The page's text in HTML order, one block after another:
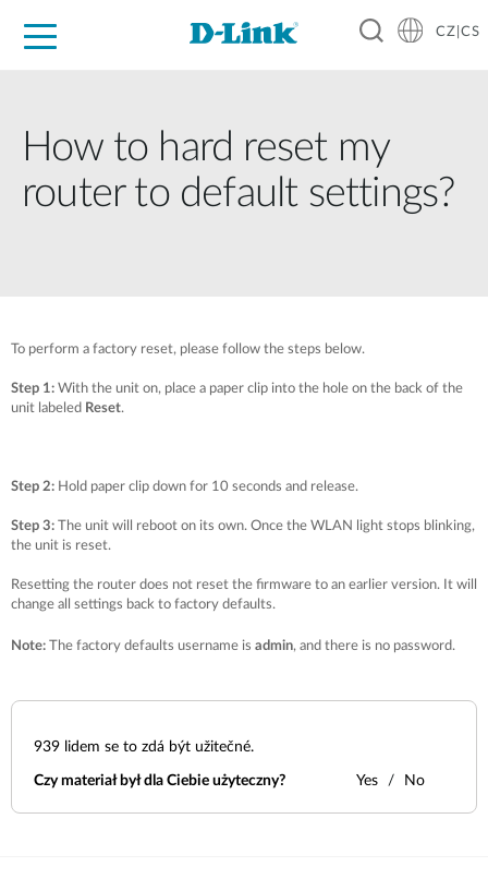
CZ|CS
How to hard reset my
router to default settings?
To perform a factory reset, please follow the steps below.
Step 1: With the unit on, place a paper clip into the hole on the back of the
unit labeled Reset.
Step 2: Hold paper clip down for 10 seconds and release.
Step 3: The unit will reboot on its own. Once the WLAN light stops blinking,
the unit is reset.
Resetting the router does not reset the firmware to an earlier version. It will
change all settings back to factory defaults.
Note: The factory defaults username is admin, and there is no password.
939 lidem se to zdá být užitečné.
Czy materiał był dla Ciebie użyteczny? Yes No